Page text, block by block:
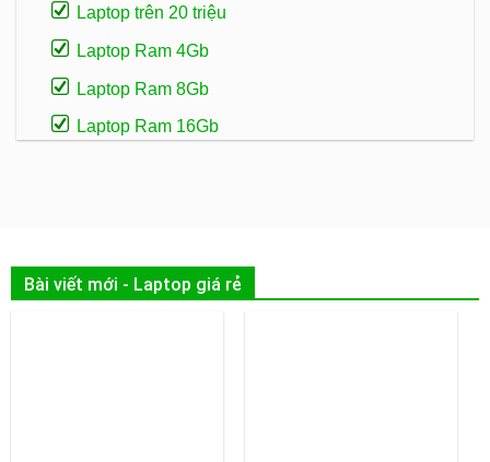
Laptop trên 20 triệu
Laptop Ram 4Gb
Laptop Ram 8Gb
Laptop Ram 16Gb
Bài viết mới - Laptop giá rẻ